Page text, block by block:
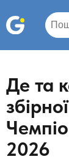
Де та
2026